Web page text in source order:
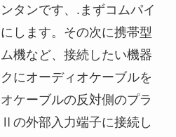
タンです、.まずコムパイ
します。その次に携帯型
機など、接続したい機器
にオーディオケーブルを
ケーブルの反対側のプラ
の外部入力端子に接続し